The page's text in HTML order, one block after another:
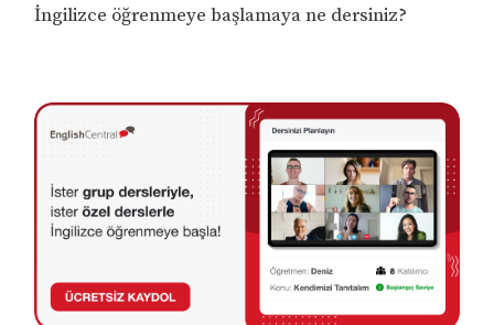
İngilizce öğrenmeye başlamaya ne dersiniz?